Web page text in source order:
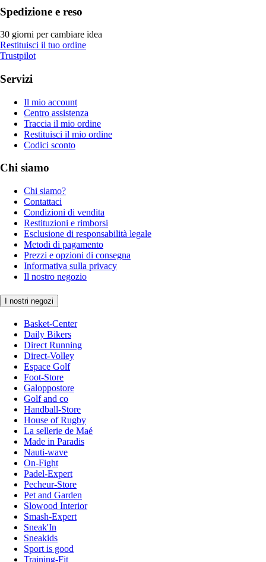
Spedizione e reso
30 giorni per cambiare idea
Restituisci il tuo ordine
Trustpilot
Servizi
Il mio account
Centro assistenza
Traccia il mio ordine
Restituisci il mio ordine
Codici sconto
Chi siamo
Chi siamo?
Contattaci
Condizioni di vendita
Restituzioni e rimborsi
Esclusione di responsabilità legale
Metodi di pagamento
Prezzi e opzioni di consegna
Informativa sulla privacy
Il nostro negozio
I nostri negozi
Basket-Center
Daily Bikers
Direct Running
Direct-Volley
Espace Golf
Foot-Store
Galoppostore
Golf and co
Handball-Store
House of Rugby
La sellerie de Maé
Made in Paradis
Nauti-wave
On-Fight
Padel-Expert
Pecheur-Store
Pet and Garden
Slowood Interior
Smash-Expert
Sneak'In
Sneakids
Sport is good
Training-Fit